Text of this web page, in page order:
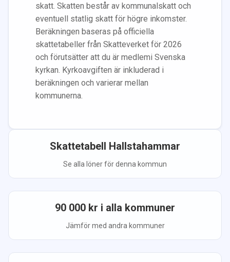
skatt. Skatten består av kommunalskatt och
eventuell statlig skatt för högre inkomster.
Beräkningen baseras på officiella
skattetabeller från Skatteverket för 2026
och förutsätter att du är medlemi Svenska
kyrkan. Kyrkoavgiften är inkluderad i
beräkningen och varierar mellan
kommunerna.
Skattetabell Hallstahammar
Se alla löner för denna kommun
90 000 kr i alla kommuner
Jämför med andra kommuner